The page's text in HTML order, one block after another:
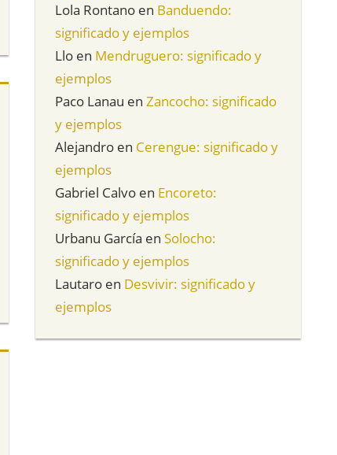
Lola Rontano en Banduendo:
significado y ejemplos
Llo en Mendruguero: significado y
ejemplos
Paco Lanau enZancocho: significado
y ejemplos
Alejandro en Cerengue: significado y
ejemplos
Gabriel Calvo en Encoreto:
significado y ejemplos
Urbanu García enSolocho:
significado y ejemplos
Lautaro en Desvivir: significado y
ejemplos